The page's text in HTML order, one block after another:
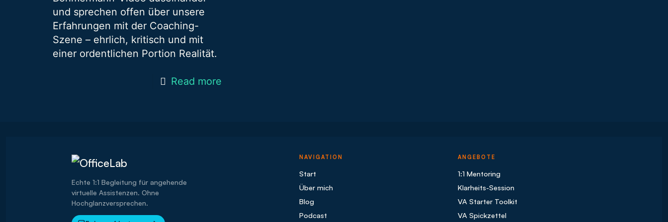
und sprechen offen über unsere
Erfahrungen mit der Coaching-
Szene – ehrlich, kritisch und mit
einer ordentlichen Portion Realität.
Read more
Echte 1:1 Begleitung für angehende
virtuelle Assistenzen. Ohne
Hochglanzversprechen.
NAVIGATION
Start
Über mich
Blog
Podcast
ANGEBOTE
1:1 Mentoring
Klarheits-Session
VA Starter Toolkit
VA Spickzettel